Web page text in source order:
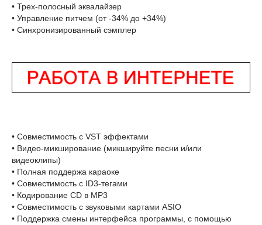
• Трех-полосный эквалайзер
• Управление питчем (от -34% до +34%)
• Синхронизированный сэмплер
• Совместимость с VST эффектами
• Видео-микширование (микшируйте песни и/или
видеоклипы)
• Полная поддержа караоке
• Совместимость с ID3-тегами
• Кодирование CD в MP3
• Совместимость с звуковыми картами ASIO
• Поддержка смены интерфейса программы, с помощью